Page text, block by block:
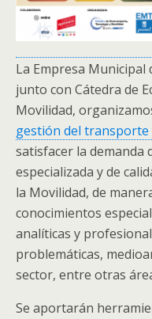
La Empresa
junto con Cátedra de
Movilidad,
gestión del transporte
satisfacer la demanda
especializada y de
la Movilidad, de
conocimientos
analíticas y
problemáticas,
sector, entre otras
Se aportarán